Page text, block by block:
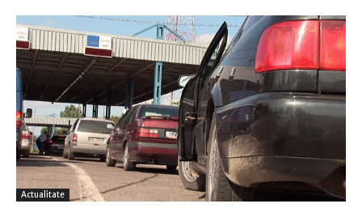
Actualitate